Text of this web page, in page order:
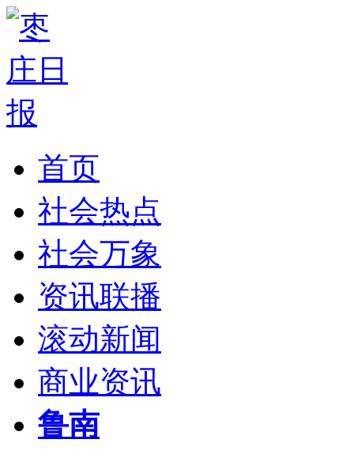
首页
社会热点
社会万象
资讯联播
滚动新闻
商业资讯
鲁南